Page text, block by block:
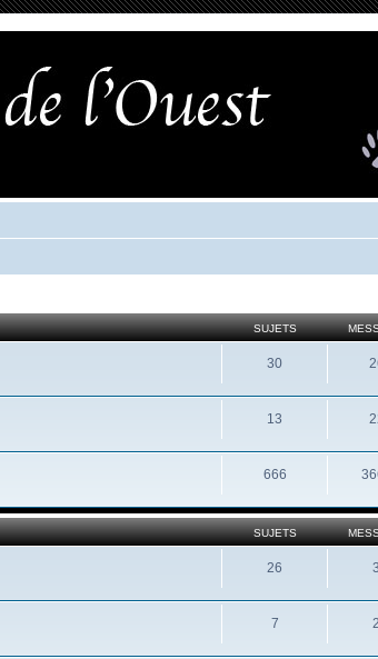
SUJETS
30
13
666
SUJETS
26
7